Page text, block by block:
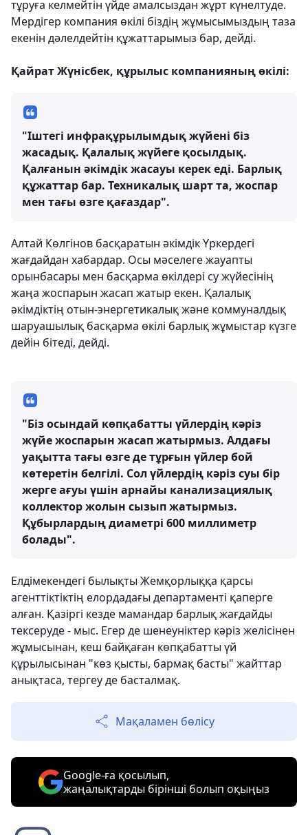
тұруға келмейтін үйде амалсыздан жұрт күнелтуде.
Мердігер компания өкілі біздің жұмысымыздың таза
екенін дәлелдейтін құжаттарымыз бар, дейді.
Қайрат Жүнісбек, құрылыс компанияның өкілі:
"Іштегі инфрақұрылымдық жүйені біз
жасадық. Қалалық жүйеге қосылдық.
Қалғанын әкімдік жасауы керек еді. Барлық
құжаттар бар. Техникалық шарт та, жоспар
мен тағы өзге қағаздар".
Алтай Көлгінов басқаратын әкімдік Үркердегі
жағдайдан хабардар. Осы мәселеге жауапты
орынбасары мен басқарма өкілдері су жүйесінің
жаңа жоспарын жасап жатыр екен. Қалалық
әкімдіктің отын-энергетикалық және коммуналдық
шаруашылық басқарма өкілі барлық жұмыстар күзге
дейін бітеді, дейді.
"Біз осындай көпқабатты үйлердің кәріз
жүйе жоспарын жасап жатырмыз. Алдағы
уақытта тағы өзге де тұрғын үйлер бой
көтеретін белгілі. Сол үйлердің кәріз суы бір
жерге ағуы үшін арнайы канализациялық
коллектор жолын сызып жатырмыз.
Құбырлардың диаметрі 600 миллиметр
болады".
Елдімекендегі былықты Жемқорлыққа қарсы
агенттіктіктің елордадағы департаменті қаперге
алған. Қазіргі кезде мамандар барлық жағдайды
тексеруде - мыс. Егер де шенеуніктер кәріз желісінен
жұмысынан, кеш байқаған көпқабатты үй
құрылысынан "көз қысты, бармақ басты" жайттар
анықтаса, тергеу де басталмақ.
Мақаламен бөлісу
Google-ға қосылып,
жаңалықтарды бірінші болып оқыңыз